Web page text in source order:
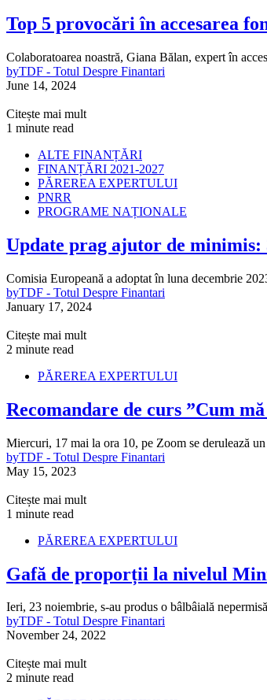
Top 5 provocări în accesarea
Colaboratoarea noastră, Giana Bălan, expert în
byTDF - Totul Despre Finantari
June 14, 2024
Citește mai mult
1 minute read
ALTE FINANȚĂRI
FINANȚĂRI 2021-2027
PĂREREA EXPERTULUI
PNRR
PROGRAME NAȚIONALE
Update prag ajutor de minimis:
Comisia Europeană a adoptat în luna decembrie
byTDF - Totul Despre Finantari
January 17, 2024
Citește mai mult
2 minute read
PĂREREA EXPERTULUI
Recomandare de curs ”Cum
Miercuri, 17 mai la ora 10, pe Zoom se derulează
byTDF - Totul Despre Finantari
May 15, 2023
Citește mai mult
1 minute read
PĂREREA EXPERTULUI
Gafă de proporții la nivelul
Ieri, 23 noiembrie, s-au produs o bâlbâială
byTDF - Totul Despre Finantari
November 24, 2022
Citește mai mult
2 minute read